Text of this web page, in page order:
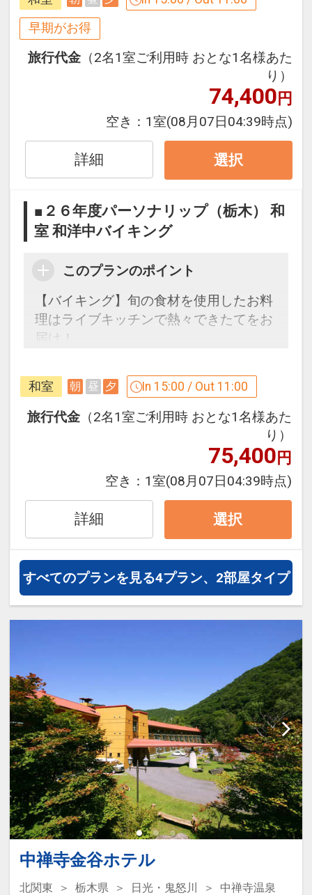
を堪能！
３０日前までのご予約でお得に宿泊！
【早３０割】
早期予約限定！３０日前までのご予約が
※本プランは３０日前までの受付限定で
す。
２９日前以降の宿泊条件の変更（部屋、
人数、おとな・こどもの内訳、食事条
設定期間：2026年4月1日～2027年3月
インターネットコース番号：DP-1-
早期がお得
旅行代金 （2名1室ご利用時 おとな1名様あた
り）
74,400円
空き： 1室(08月07日04:39時点)
詳細 選択
■２６年度パーソナリップ（栃木） 和
室 和洋中バイキング
このプランのポイント
【バイキング】旬の食材を使用したお料
理はライブキッチンで熱々できたてをお
届け！
場や客室、ラウンジで鬼怒川温泉の魅力
を堪能！
インターネットコース番号：DP-1-
和室 朝 昼 夕 In 15:00 / Out 11:00
旅行代金 （2名1室ご利用時 おとな1名様あた
り）
75,400円
空き： 1室(08月07日04:39時点)
詳細 選択
すべてのプランを見る4プラン、2部屋タイプ
中禅寺金谷ホテル
北関東 栃木県 日光・鬼怒川
中禅寺温泉